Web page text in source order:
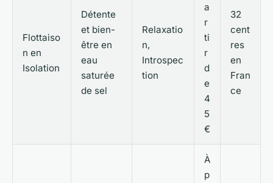
Flottaiso
n en
Isolation
Détente
et bien-
être en
eau
saturée
de sel
Relaxatio
n,
Introspec
tion
a
r
ti
r
d
e
4
5
€
32
cent
res
en
Fran
ce
À
p